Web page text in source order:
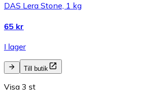
DAS Lera Stone, 1 kg
65 kr
I lager
Till butik
Visa 3 st